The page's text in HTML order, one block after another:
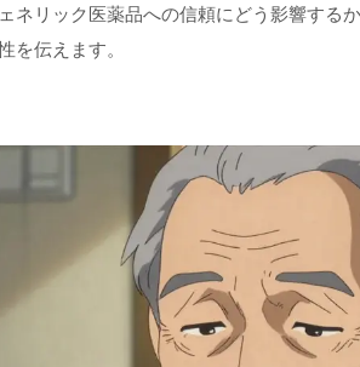
ネリック医薬品への信頼にどう影響する
を伝えます。